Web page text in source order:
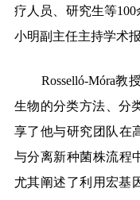
疗人员、研究生等
小明副主任主持学术报
Rosselló-Móra
生物的分类方法、分
享了他与研究团队在
与分离新种菌株流程
尤其阐述了利用宏基